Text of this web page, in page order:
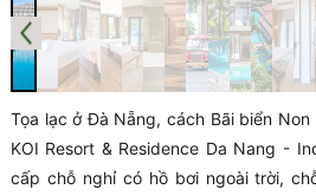
Tọa lạc ở Đà Nẵng, cách Bãi biển
KOI Resort & Residence Da Nang -
cấp chỗ nghỉ có hồ bơi ngoài trời,